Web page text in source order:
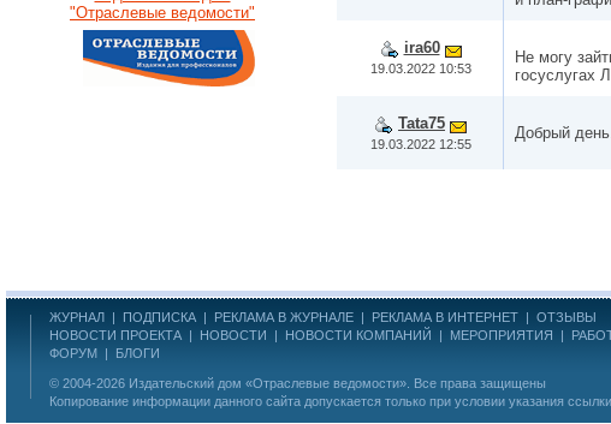
"Отраслевые ведомости"
ira60
19.03.2022 10:53
Не могу
госуслугах
Tata75
19.03.2022 12:55
Добрый
ЖУРНАЛ | ПОДПИСКА | РЕКЛАМА В ЖУРНАЛЕ | РЕКЛАМА В ИНТЕРНЕТ | ОТЗЫВЫ
НОВОСТИ ПРОЕКТА | НОВОСТИ | НОВОСТИ КОМПАНИЙ | МЕРОПРИЯТИЯ |
ФОРУМ | БЛОГИ
© 2004-2026 Издательский дом «Отраслевые ведомости» . Все права защищены
Копирование информации данного сайта допускается только при условии указания